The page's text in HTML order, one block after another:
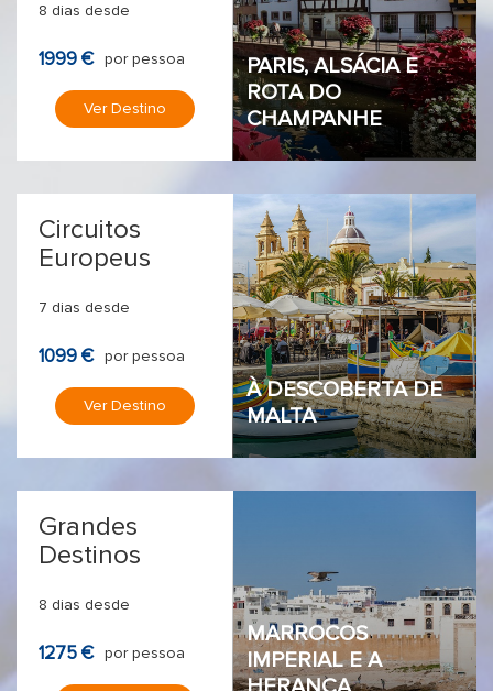
PARIS, ALSÁCIA E
ROTA DO
CHAMPANHE
8 dias desde
1999 € por pessoa
Ver Destino
À DESCOBERTA DE
MALTA
Circuitos
Europeus
7 dias desde
1099 € por pessoa
Ver Destino
MARROCOS
IMPERIAL E A
Grandes
Destinos
8 dias desde
1275 € por pessoa